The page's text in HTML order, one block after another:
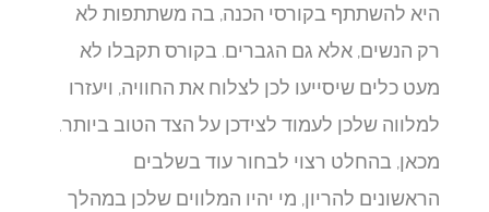
היא להשתתף בקורסי הכנה, בה משתתפות לא
רק הנשים, אלא גם הגברים. בקורס תקבלו לא
מעט כלים שיסייעו לכן לצלוח את החוויה, ויעזרו
למלווה שלכן לעמוד לצידכן על הצד הטוב ביותר.
מכאן, בהחלט רצוי לבחור עוד בשלבים
הראשונים להריון, מי יהיו המלווים שלכן במהלך